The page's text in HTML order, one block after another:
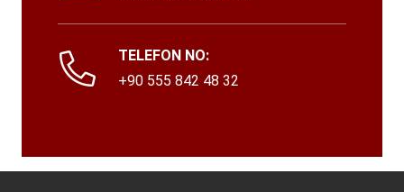
TELEFON NO:
+90 555 842 48 32